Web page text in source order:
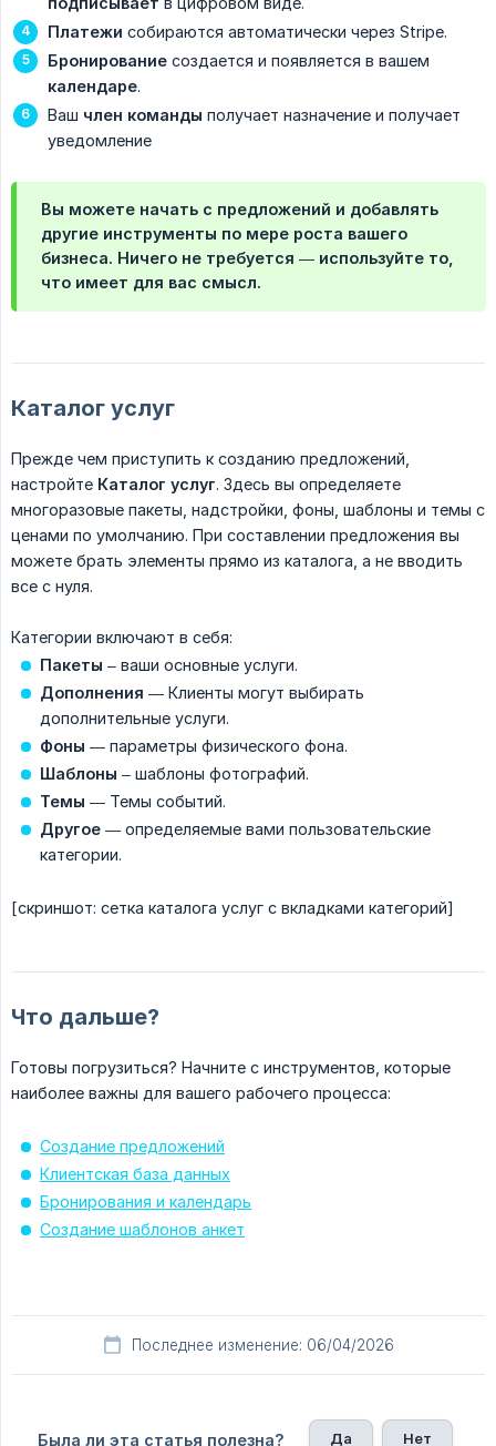
Платежи собираются автоматически через Stripe.
Бронирование создается и появляется в вашем
календаре.
Ваш член команды получает назначение и получает
уведомление
Вы можете начать с предложений и добавлять
другие инструменты по мере роста вашего
бизнеса. Ничего не требуется — используйте то,
что имеет для вас смысл.
Каталог услуг
Прежде чем приступить к созданию предложений,
настройте Каталог услуг. Здесь вы определяете
многоразовые пакеты, надстройки, фоны, шаблоны и темы с
ценами по умолчанию. При составлении предложения вы
можете брать элементы прямо из каталога, а не вводить
все с нуля.
Категории включают в себя:
Пакеты – ваши основные услуги.
Дополнения — Клиенты могут выбирать
дополнительные услуги.
Фоны — параметры физического фона.
Шаблоны – шаблоны фотографий.
Темы — Темы событий.
Другое — определяемые вами пользовательские
категории.
[скриншот: сетка каталога услуг с вкладками категорий]
Что дальше?
Готовы погрузиться? Начните с инструментов, которые
наиболее важны для вашего рабочего процесса:
Создание предложений
Клиентская база данных
Бронирования и календарь
Создание шаблонов анкет
Последнее изменение: 06/04/2026
Была ли эта статья полезна? Да Нет